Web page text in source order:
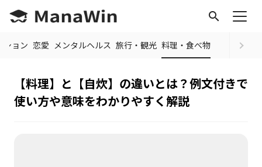
search
ション 恋愛 メンタルヘルス 旅行・観光 料理・食べ物
【料理】と【自炊】の違いとは？例文付きで
使い方や意味をわかりやすく解説